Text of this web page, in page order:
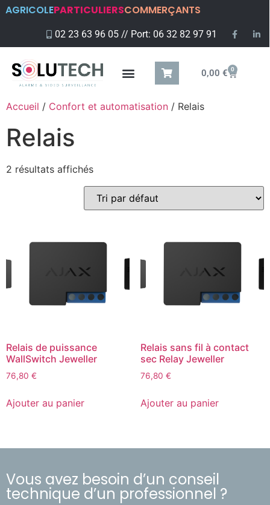
AGRICOLEPARTICULIERSCOMMERÇANTS
02 23 63 96 05 // Port: 06 32 82 97 91
0,00 € 0
Accueil / Confort et automatisation / Relais
Relais
2 résultats affichés
Relais de puissance
WallSwitch Jeweller
76,80 €
Ajouter au panier
Relais sans fil à contact
sec Relay Jeweller
76,80 €
Ajouter au panier
Vous avez besoin d’un conseil
technique d’un professionnel ?